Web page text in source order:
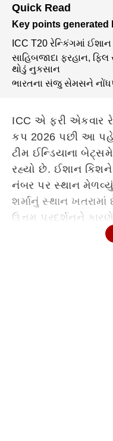
Quick Read
Key points generated
ICC T20 રેન્કિંગમાં
સાહિબજાદા ફરહાન, ફિલ
થોડું નુકસાન
ભારતના સંજુ સેમસને
ICC એ ફરી એકવાર
કપ 2026 પછી આ
ટીમ ઈન્ડિયાના
રહ્યો છે. ઈશાન કિશને
નંબર પર સ્થાન
શર્માનું સ્થાન
ઉત્તમ પ્રદર્શનને
રહ્યો છે. સૂર્યકુમાર